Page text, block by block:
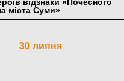
міста Суми»
30 липня